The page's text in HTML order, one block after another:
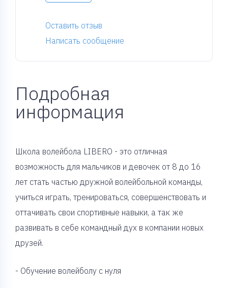
Оставить отзыв
Написать сообщение
Подробная
информация
Школа волейбола LIBERO - это отличная
возможность для мальчиков и девочек от 8 до 16
лет стать частью дружной волейбольной команды,
учиться играть, тренироваться, совершенствовать и
оттачивать свои спортивные навыки, а так же
развивать в себе командный дух в компании новых
друзей.
- Обучение волейболу c нуля